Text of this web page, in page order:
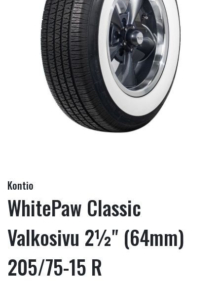
Kontio
WhitePaw Classic
Valkosivu 2½" (64mm)
205/75-15 R